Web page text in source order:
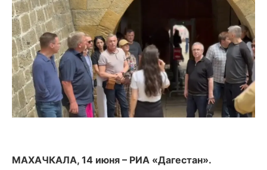
МАХАЧКАЛА, 14 июня – РИА «Дагестан».